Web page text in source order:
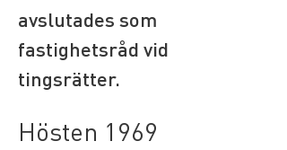
avslutades som
fastighetsråd vid
tingsrätter.
Hösten 1969